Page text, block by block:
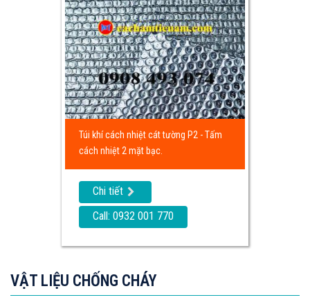
Túi khí cách nhiệt cát tường P2 - Tấm
cách nhiệt 2 mặt bạc.
Chi tiết
Call: 0932 001 770
VẬT LIỆU CHỐNG CHÁY